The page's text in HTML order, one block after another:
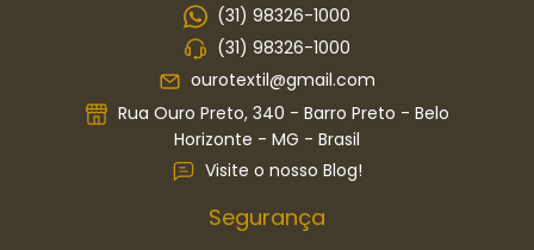
(31) 98326-1000
(31) 98326-1000
ourotextil@gmail.com
Rua Ouro Preto, 340 - Barro Preto - Belo
Horizonte - MG - Brasil
Visite o nosso Blog!
Segurança